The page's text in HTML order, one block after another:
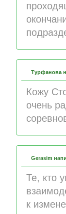
Турфанова
Кожу
очень
Gerasim
Те, кто
к